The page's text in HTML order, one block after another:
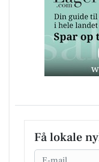
Få lokale
Email